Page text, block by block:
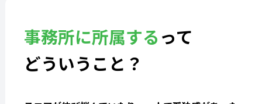
事務所に所属するって
どういうこと？